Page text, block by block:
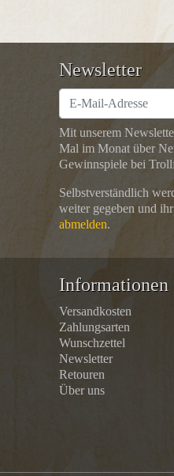
Newsletter
Mit unserem
Mal im Monat über
Gewinnspiele bei
Selbstverständlich
weiter gegeben und
abmelden.
Informationen
Versandkosten
Zahlungsarten
Wunschzettel
Newsletter
Retouren
Über uns